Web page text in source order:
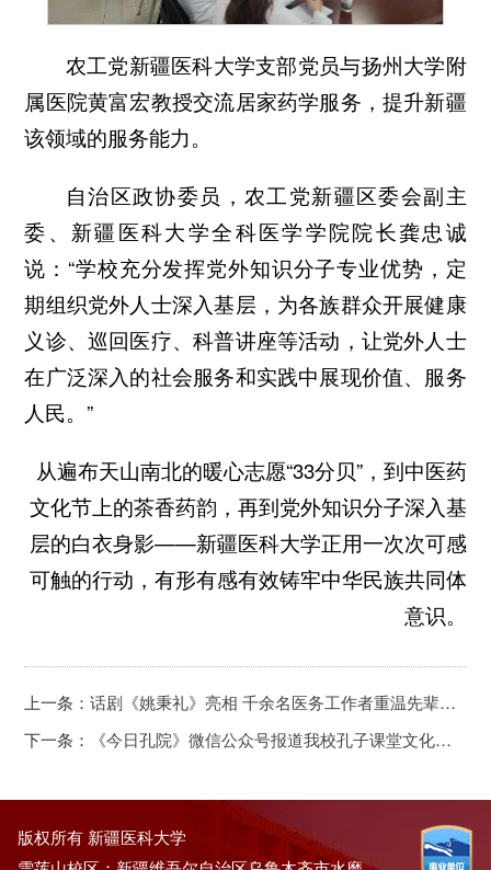
农工党新疆医科大学支部党员与扬州大学附
属医院黄富宏教授交流居家药学服务，提升新疆
该领域的服务能力。
自治区政协委员，农工党新疆区委会副主
委、新疆医科大学全科医学学院院长龚忠诚
说：“学校充分发挥党外知识分子专业优势，定
期组织党外人士深入基层，为各族群众开展健康
义诊、巡回医疗、科普讲座等活动，让党外人士
在广泛深入的社会服务和实践中展现价值、服务
人民。”
从遍布天山南北的暖心志愿“33分贝”，到中医药
文化节上的茶香药韵，再到党外知识分子深入基
层的白衣身影——新疆医科大学正用一次次可感
可触的行动，有形有感有效铸牢中华民族共同体
意识。
上一条：话剧《姚秉礼》亮相 千余名医务工作者重温先辈行医路
下一条：
《今日孔院》微信公众号报道我校孔子课堂文化活动
版权所有 新疆医科大学